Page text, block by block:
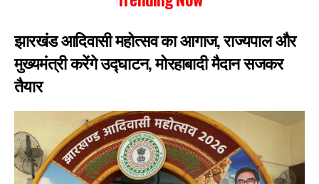
झारखंड आदिवासी महोत्सव का आगाज, राज्यपाल और
मुख्यमंत्री करेंगे उद्घाटन, मोरहाबादी मैदान सजकर
तैयार